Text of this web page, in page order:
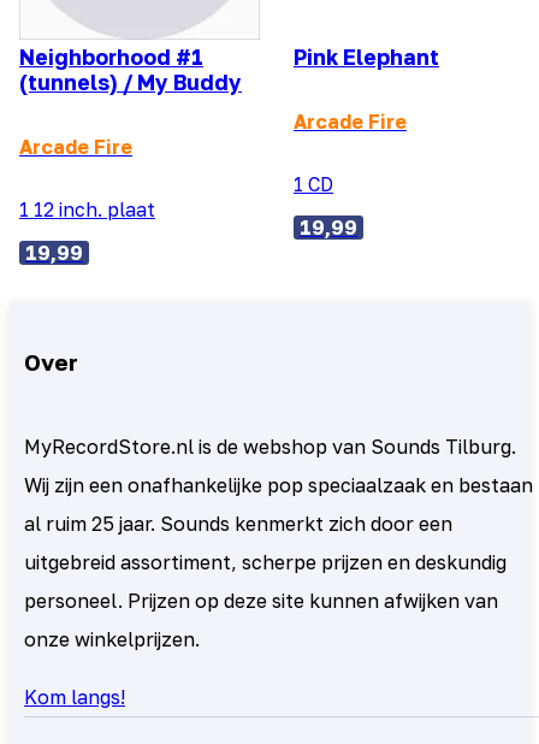
Neighborhood #1
(tunnels) / My Buddy
Arcade Fire
1 12 inch. plaat
19,99
Pink Elephant
Arcade Fire
1 CD
19,99
Over
MyRecordStore.nl is de webshop van Sounds Tilburg.
Wij zijn een onafhankelijke pop speciaalzaak en bestaan
al ruim 25 jaar. Sounds kenmerkt zich door een
uitgebreid assortiment, scherpe prijzen en deskundig
personeel. Prijzen op deze site kunnen afwijken van
onze winkelprijzen.
Kom langs!